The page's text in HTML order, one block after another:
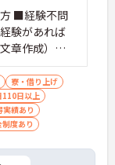
■経験不問
験があれば
章作成）・E
寮・借り上げ
110日以上
績あり
度あり